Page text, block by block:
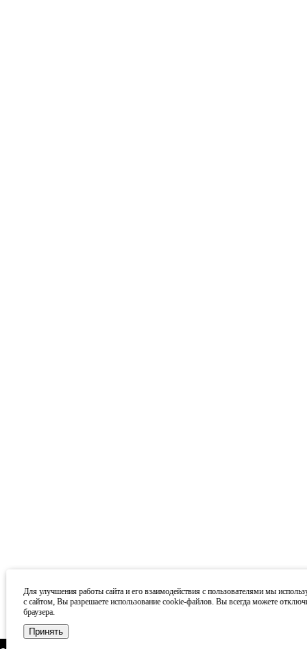
Для улучшения работы сайта и его взаимодействия с пользователями мы
с сайтом, Вы разрешаете использование cookie-файлов. Вы всегда можете
браузера.
Принять